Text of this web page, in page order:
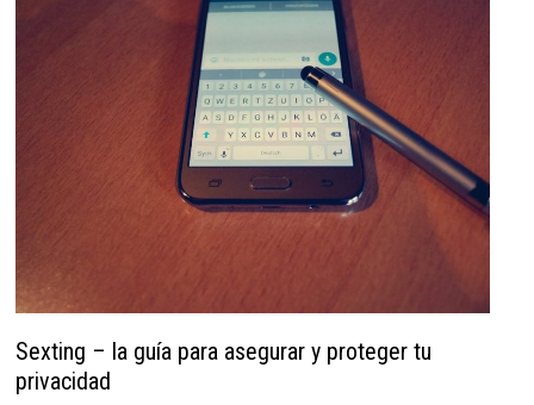
Sexting – la guía para asegurar y proteger tu
privacidad